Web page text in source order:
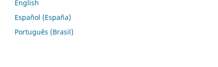
English
Español (España)
Português (Brasil)